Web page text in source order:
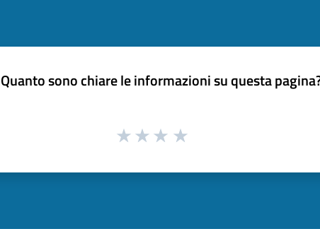
Quanto sono chiare le informazioni su questa